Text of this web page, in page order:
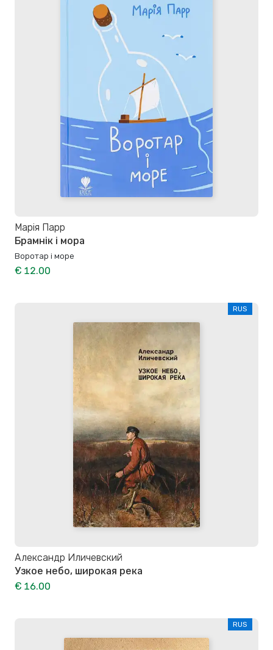
Марія Парр
Брамнік і мора
Воротар і море
€ 12.00
RUS
Александр Иличевский
Узкое небо, широкая река
€ 16.00
RUS